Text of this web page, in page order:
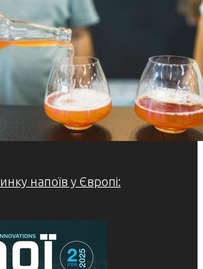
напоїв у Європі: